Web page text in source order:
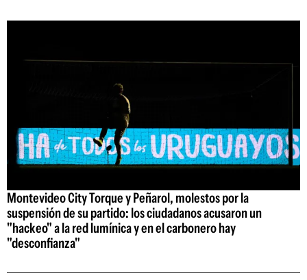
Montevideo City Torque y Peñarol, molestos por la
suspensión de su partido: los ciudadanos acusaron un
"hackeo" a la red lumínica y en el carbonero hay
"desconfianza"